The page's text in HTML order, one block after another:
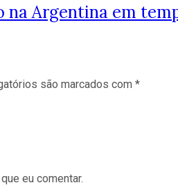
na Argentina em
são marcados com *
eu comentar.